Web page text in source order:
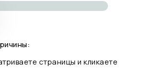
страницы и кликаете